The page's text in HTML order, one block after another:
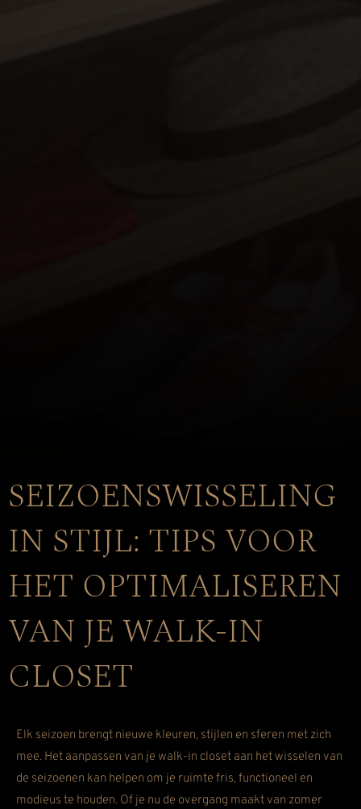
SEIZOENSWISSELING
IN STIJL: TIPS VOOR
HET OPTIMALISEREN
VAN JE WALK-IN
CLOSET
Elk seizoen brengt nieuwe kleuren, stijlen en sferen met zich
mee. Het aanpassen van je walk-in closet aan het wisselen van
de seizoenen kan helpen om je ruimte fris, functioneel en
modieus te houden. Of je nu de overgang maakt van zomer